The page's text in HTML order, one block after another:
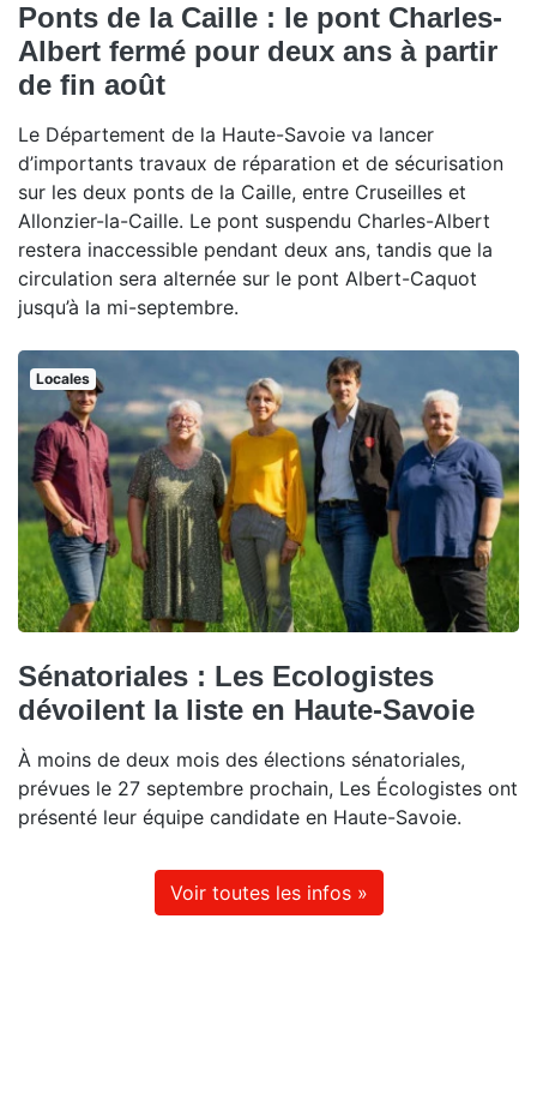
Ponts de la Caille : le pont Charles-
Albert fermé pour deux ans à partir
de fin août
Le Département de la Haute-Savoie va lancer
d’importants travaux de réparation et de sécurisation
sur les deux ponts de la Caille, entre Cruseilles et
Allonzier-la-Caille. Le pont suspendu Charles-Albert
restera inaccessible pendant deux ans, tandis que la
circulation sera alternée sur le pont Albert-Caquot
jusqu’à la mi-septembre.
Locales
Sénatoriales : Les Ecologistes
dévoilent la liste en Haute-Savoie
À moins de deux mois des élections sénatoriales,
prévues le 27 septembre prochain, Les Écologistes ont
présenté leur équipe candidate en Haute-Savoie.
Voir toutes les infos »